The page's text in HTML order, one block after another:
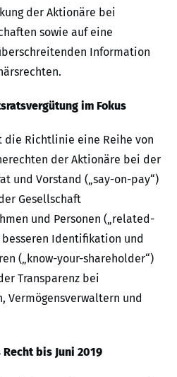
der Aktionäre bei
sowie auf eine
Information
im Fokus
die Richtlinie eine Reihe von
der Aktionäre bei der
und Vorstand („say-on-pay“)
Gesellschaft
und Personen („related-
Identifikation und
(„know-your-shareholder“)
Transparenz bei
Vermögensverwaltern und
bis Juni 2019